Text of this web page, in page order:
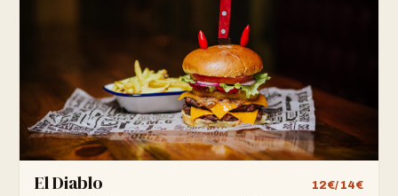
El Diablo
12€/ 14€